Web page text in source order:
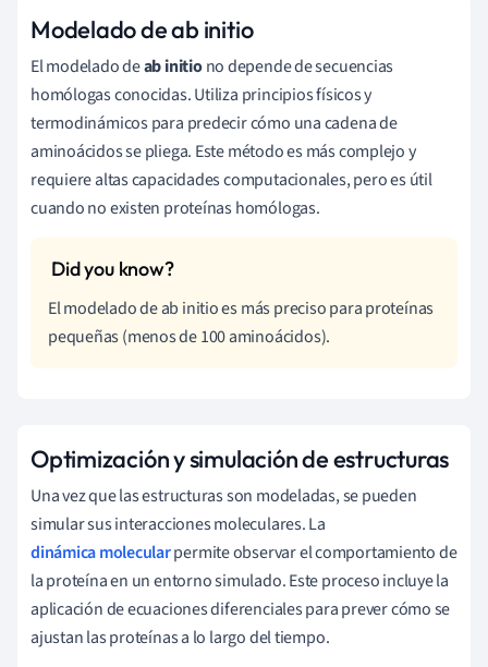
Modelado de ab initio
El modelado deab initiono depende de secuencias
homólogas conocidas. Utiliza principios físicos y
termodinámicos para predecir cómo una cadena de
aminoácidos se pliega. Este método es más complejo y
requiere altas capacidades computacionales, pero es útil
cuando no existen proteínas homólogas.
El modelado de ab initio es más preciso para proteínas
pequeñas (menos de 100 aminoácidos).
Optimización y simulación de estructuras
Una vez que las estructuras son modeladas, se pueden
simular sus interacciones moleculares. La
dinámica molecularpermite observar el comportamiento de
la proteína en un entorno simulado. Este proceso incluye la
aplicación de ecuaciones diferenciales para prever cómo se
ajustan las proteínas a lo largo del tiempo.